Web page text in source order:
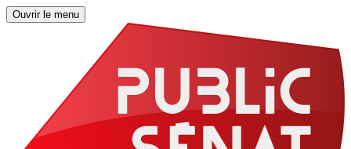
Ouvrir le menu